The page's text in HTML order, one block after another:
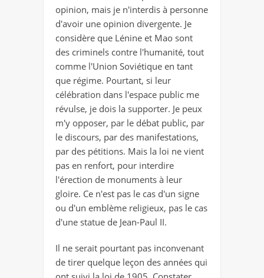
opinion, mais je n'interdis à personne
d'avoir une opinion divergente. Je
considère que Lénine et Mao sont
des criminels contre l'humanité, tout
comme l'Union Soviétique en tant
que régime. Pourtant, si leur
célébration dans l'espace public me
révulse, je dois la supporter. Je peux
m'y opposer, par le débat public, par
le discours, par des manifestations,
par des pétitions. Mais la loi ne vient
pas en renfort, pour interdire
l'érection de monuments à leur
gloire. Ce n'est pas le cas d'un signe
ou d'un emblème religieux, pas le cas
d'une statue de Jean-Paul II.
Il ne serait pourtant pas inconvenant
de tirer quelque leçon des années qui